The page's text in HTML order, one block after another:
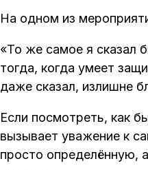
На одном из
«То же самое я сказал
тогда, когда умеет
даже сказал, излишне
Если посмотреть, как
вызывает уважение к
просто определённую,